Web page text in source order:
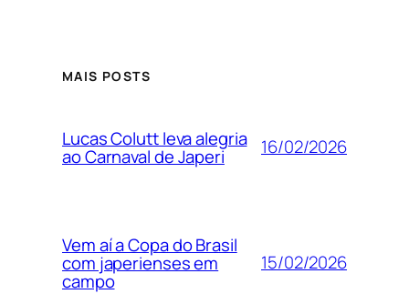
MAIS POSTS
Lucas Colutt leva alegria
ao Carnaval de Japeri 16/02/2026
Vem aí a Copa do Brasil
com japerienses em
campo
15/02/2026